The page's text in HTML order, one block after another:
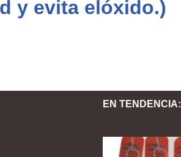
y evita elóxido.)
EN TENDENCIA: